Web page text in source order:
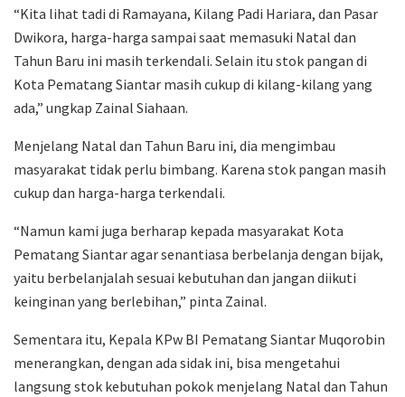
“Kita lihat tadi di Ramayana, Kilang Padi Hariara, dan Pasar
Dwikora, harga-harga sampai saat memasuki Natal dan
Tahun Baru ini masih terkendali. Selain itu stok pangan di
Kota Pematang Siantar masih cukup di kilang-kilang yang
ada,” ungkap Zainal Siahaan.
Menjelang Natal dan Tahun Baru ini, dia mengimbau
masyarakat tidak perlu bimbang. Karena stok pangan masih
cukup dan harga-harga terkendali.
“Namun kami juga berharap kepada masyarakat Kota
Pematang Siantar agar senantiasa berbelanja dengan bijak,
yaitu berbelanjalah sesuai kebutuhan dan jangan diikuti
keinginan yang berlebihan,” pinta Zainal.
Sementara itu, Kepala KPw BI Pematang Siantar Muqorobin
menerangkan, dengan ada sidak ini, bisa mengetahui
langsung stok kebutuhan pokok menjelang Natal dan Tahun